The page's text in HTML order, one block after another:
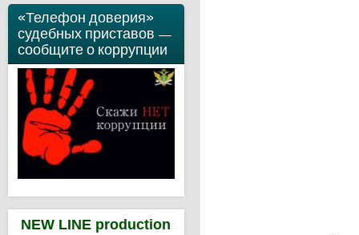
«Телефон доверия»
судебных приставов —
сообщите о коррупции
NEW LINE production